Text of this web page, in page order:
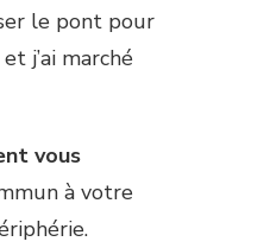
le pont pour
j’ai marché
vous
à votre